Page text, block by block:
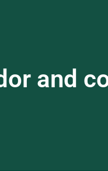
and